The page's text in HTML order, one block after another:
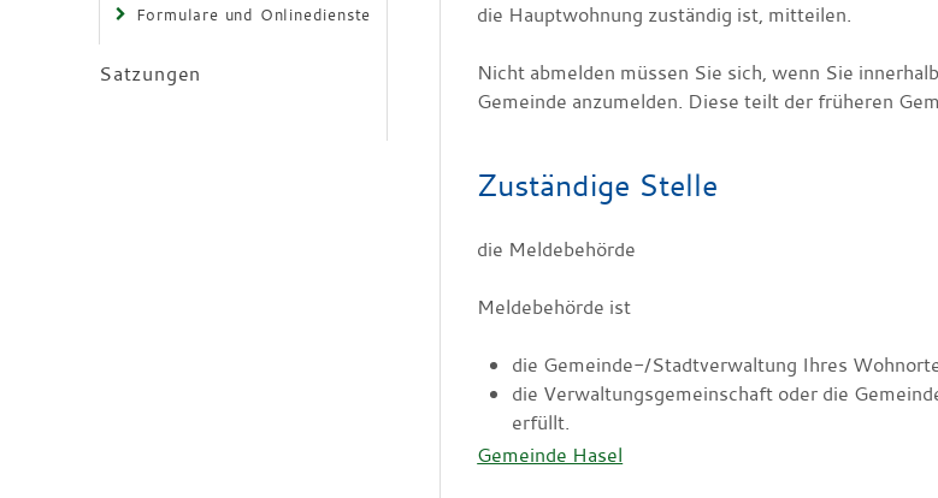
Formulare und Onlinedienste
Satzungen
die Hauptwohnung zuständig ist, mitteilen.
Nicht abmelden müssen Sie sich, wenn Sie
Gemeinde anzumelden. Diese teilt der früheren
Zuständige Stelle
die Meldebehörde
Meldebehörde ist
die Gemeinde-/Stadtverwaltung Ihres
die Verwaltungsgemeinschaft oder die
erfüllt.
Gemeinde Hasel